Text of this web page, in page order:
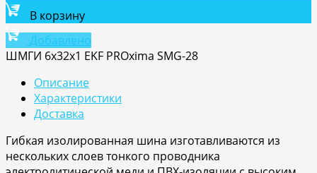
В корзину
Добавлено
ШМГИ 6x32x1 EKF PROxima SMG-28
Описание
Характеристики
Доставка
Гибкая изолированная шина изготавливаются из
нескольких слоев тонкого проводника